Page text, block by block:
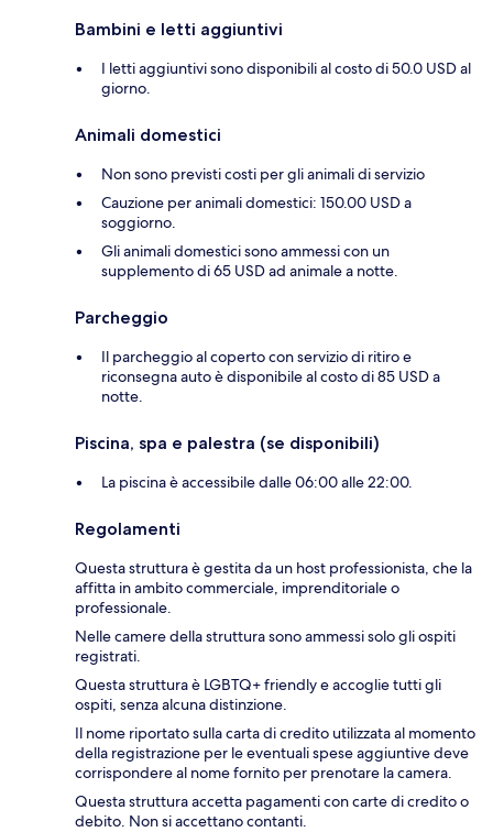
Bambini e letti aggiuntivi
I letti aggiuntivi sono disponibili al costo di 50.0 USD al
giorno.
Animali domestici
Non sono previsti costi per gli animali di servizio
Cauzione per animali domestici: 150.00 USD a
soggiorno.
Gli animali domestici sono ammessi con un
supplemento di 65 USD ad animale a notte.
Parcheggio
Il parcheggio al coperto con servizio di ritiro e
riconsegna auto è disponibile al costo di 85 USD a
notte.
Piscina, spa e palestra (se disponibili)
La piscina è accessibile dalle 06:00 alle 22:00.
Regolamenti
Questa struttura è gestita da un host professionista, che la
affitta in ambito commerciale, imprenditoriale o
professionale.
Nelle camere della struttura sono ammessi solo gli ospiti
registrati.
Questa struttura è LGBTQ+ friendly e accoglie tutti gli
ospiti, senza alcuna distinzione.
Il nome riportato sulla carta di credito utilizzata al momento
della registrazione per le eventuali spese aggiuntive deve
corrispondere al nome fornito per prenotare la camera.
Questa struttura accetta pagamenti con carte di credito o
debito. Non si accettano contanti.